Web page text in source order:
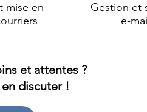
mise en
Gestion et
e-
et attentes ?
discuter !